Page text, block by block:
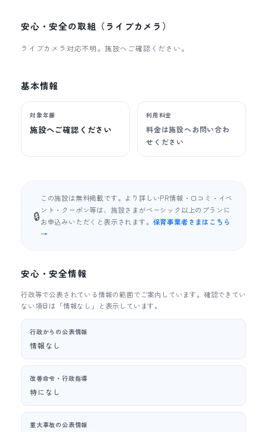
安心・安全の取組（ライブカメラ）
ライブカメラ対応不明。施設へご確認ください。
基本情報
対象年齢
施設へご確認ください
利用料金
料金は施設へお問い合わ
せください
🔒
この施設は無料掲載です。より詳しいPR情報・口コミ・イベ
ント・クーポン等は、施設さまがベーシック以上のプランに
お申込みいただくと表示されます。 保育事業者さまはこちら
→
安心・安全情報
行政等で公表されている情報の範囲でご案内しています。確認できてい
ない項目は「情報なし」と表示しています。
行政からの公表情報
情報なし
改善命令・行政指導
特になし
重大事故の公表情報